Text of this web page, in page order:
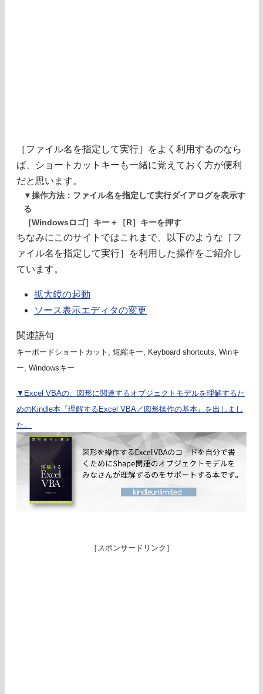
［ファイル名を指定して実行］をよく利用するのなら
ば、ショートカットキーも一緒に覚えておく方が便利
だと思います。
▼操作方法：ファイル名を指定して実行ダイアログを表示す
る
［Windowsロゴ］キー＋［R］キーを押す
ちなみにこのサイトではこれまで、以下のような［フ
ァイル名を指定して実行］を利用した操作をご紹介し
ています。
拡大鏡の起動
ソース表示エディタの変更
関連語句
キーボードショートカット, 短縮キー, Keyboard shortcuts, Winキ
ー, Windowsキー
▼Excel VBAの、図形に関連するオブジェクトモデルを理解するた
めのKindle本『理解するExcel VBA／図形操作の基本』を出しまし
た。
［スポンサードリンク］